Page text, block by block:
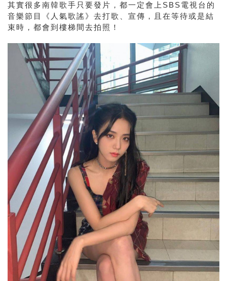
其實很多南韓歌手只要發片，都一定會上SBS電視台的
音樂節目《人氣歌謠》去打歌、宣傳，且在等待或是結
束時，都會到樓梯間去拍照！